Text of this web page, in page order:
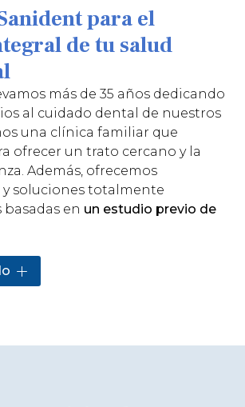
para el
de tu salud
más de 35 años dedicando
al cuidado dental de nuestros
una clínica familiar que
ofrecer un trato cercano y la
Además, ofrecemos
y soluciones totalmente
en un estudio previo de
experiencia como clínica dental
con